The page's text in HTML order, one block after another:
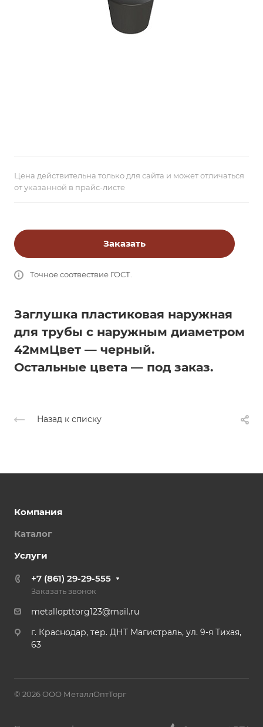
Цена действительна только для сайта и может отличаться
от указанной в прайс-листе
Заказать
Точное соотвествие ГОСТ.
Заглушка пластиковая наружная
для трубы с наружным диаметром
42ммЦвет — черный.
Остальные цвета — под заказ.
Назад к списку
Компания
Каталог
Услуги
+7 (861) 29-29-555
Заказать звонок
metallopttorg123@mail.ru
г. Краснодар, тер. ДНТ Магистраль, ул. 9-я Тихая,
63
© 2026 ООО МеталлОптТорг